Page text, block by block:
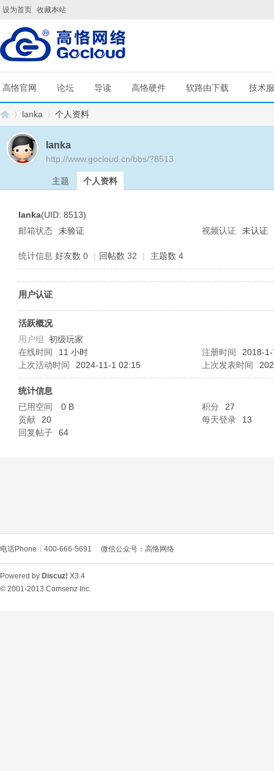
设为首页 收藏本站
高恪官网 论坛 导读 高恪硬件 软路由下载 技术
L
lanka 个人资料
lanka
http://www.gocloud.cn/bbs/?8513
主题 个人资料
lanka(UID: 8513)
邮箱状态
未验证 视频认证 未认证
统计信息 好友数 0 | 回帖数 32 | 主题数 4
用户认证
活跃概况
用户组 初级玩家
在线时间
11 小时 注册时间
2018-
上次活动时间
2024-11-1 02:15 上次发表时间
统计信息
已用空间
0 B 积分
27
贡献
20 每天登录
13
回复帖子
64
电话Phone：400-666-5691 微信公众号：高恪网络
Powered by Discuz! X3.4
© 2001-2013 Comsenz Inc.